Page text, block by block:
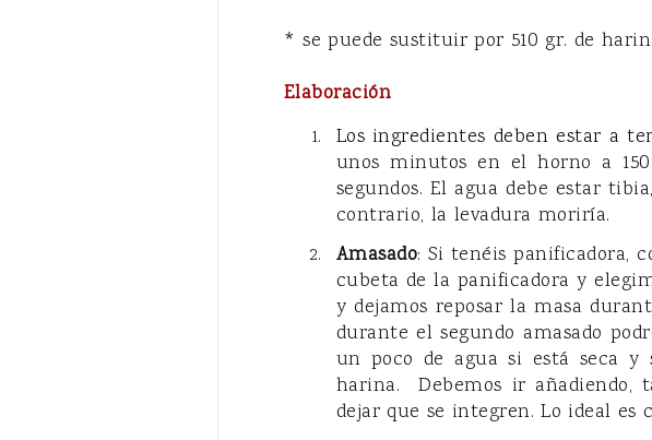
* se puede sustituir por 510 gr. de
Elaboración
Los ingredientes deben estar a
unos minutos en el horno a
segundos. El agua debe estar
contrario, la levadura moriría.
Amasado: Si tenéis panificadora,
cubeta de la panificadora y
y dejamos reposar la masa
durante el segundo amasado
un poco de agua si está seca
harina. Debemos ir añadiendo,
dejar que se integren. Lo ideal es